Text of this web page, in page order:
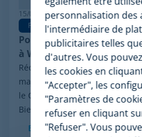
15/06/2026
Pricing Software
Pourquoi Minderest est
à Wiser en pricing
Récemment, le secteur a été
majeur : la procédure de
le Chapter 11 initiée par Wiser
Bien que cette mesure
En savoir plus
personnalisation des
l'intermédiaire de
publicitaires telles
d'autres. Vous
les cookies en
"Accepter", les
"Paramètres de
refuser en cliquant
"Refuser". Vous